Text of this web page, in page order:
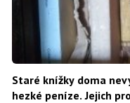
Staré knížky doma
hezké peníze. Jejich